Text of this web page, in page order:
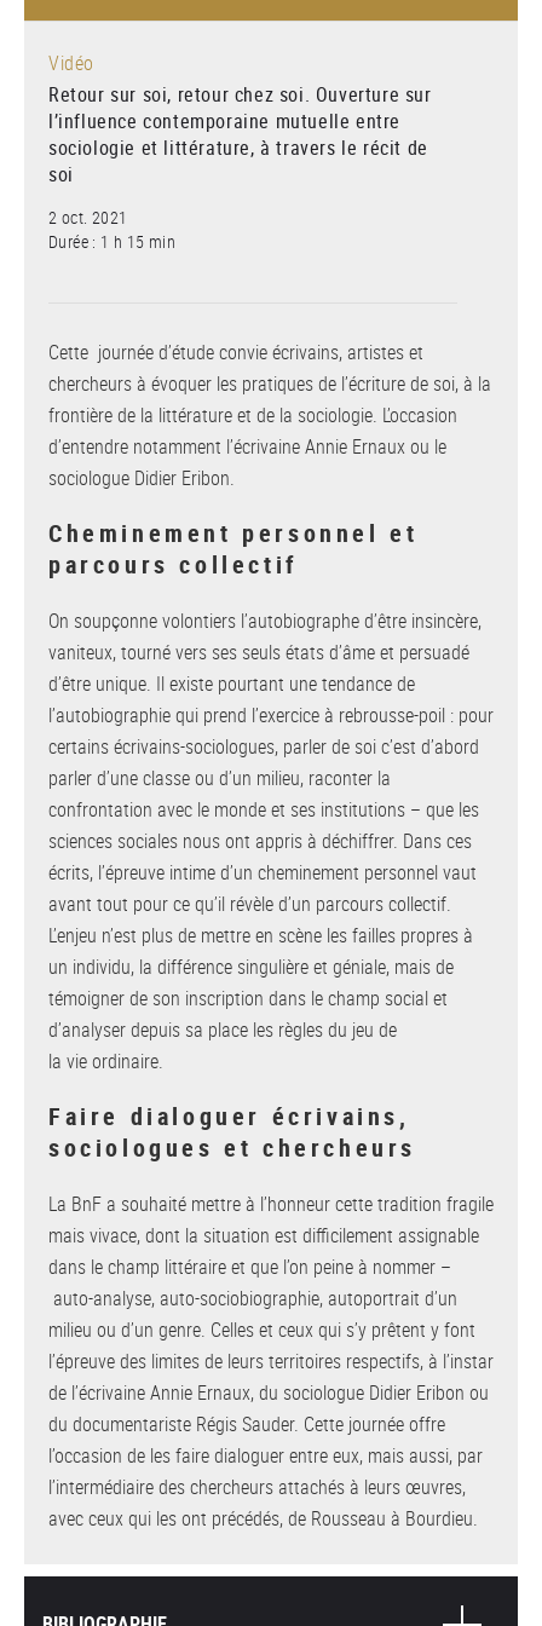
Vidéo
Retour sur soi, retour chez soi. Ouverture sur
l’influence contemporaine mutuelle entre
sociologie et littérature, à travers le récit de
soi
2 oct. 2021
Durée : 1 h 15 min
Cette journée d’étude convie écrivains, artistes et
chercheurs à évoquer les pratiques de l’écriture de soi, à la
frontière de la littérature et de la sociologie. L’occasion
d’entendre notamment l’écrivaine Annie Ernaux ou le
sociologue Didier Eribon.
Cheminement personnel et
parcours collectif
On soupçonne volontiers l’autobiographe d’être insincère,
vaniteux, tourné vers ses seuls états d’âme et persuadé
d’être unique. Il existe pourtant une tendance de
l’autobiographie qui prend l’exercice à rebrousse-poil : pour
certains écrivains-sociologues, parler de soi c’est d’abord
parler d’une classe ou d’un milieu, raconter la
confrontation avec le monde et ses institutions – que les
sciences sociales nous ont appris à déchiffrer. Dans ces
écrits, l’épreuve intime d’un cheminement personnel vaut
avant tout pour ce qu’il révèle d’un parcours collectif.
L’enjeu n’est plus de mettre en scène les failles propres à
un individu, la différence singulière et géniale, mais de
témoigner de son inscription dans le champ social et
d’analyser depuis sa place les règles du jeu de
la vie ordinaire.
Faire dialoguer écrivains,
sociologues et chercheurs
La BnF a souhaité mettre à l’honneur cette tradition fragile
mais vivace, dont la situation est difficilement assignable
dans le champ littéraire et que l’on peine à nommer –
auto-analyse, auto-sociobiographie, autoportrait d’un
milieu ou d’un genre. Celles et ceux qui s’y prêtent y font
l’épreuve des limites de leurs territoires respectifs, à l’instar
de l’écrivaine Annie Ernaux, du sociologue Didier Eribon ou
du documentariste Régis Sauder. Cette journée offre
l’occasion de les faire dialoguer entre eux, mais aussi, par
l’intermédiaire des chercheurs attachés à leurs œuvres,
avec ceux qui les ont précédés, de Rousseau à Bourdieu.